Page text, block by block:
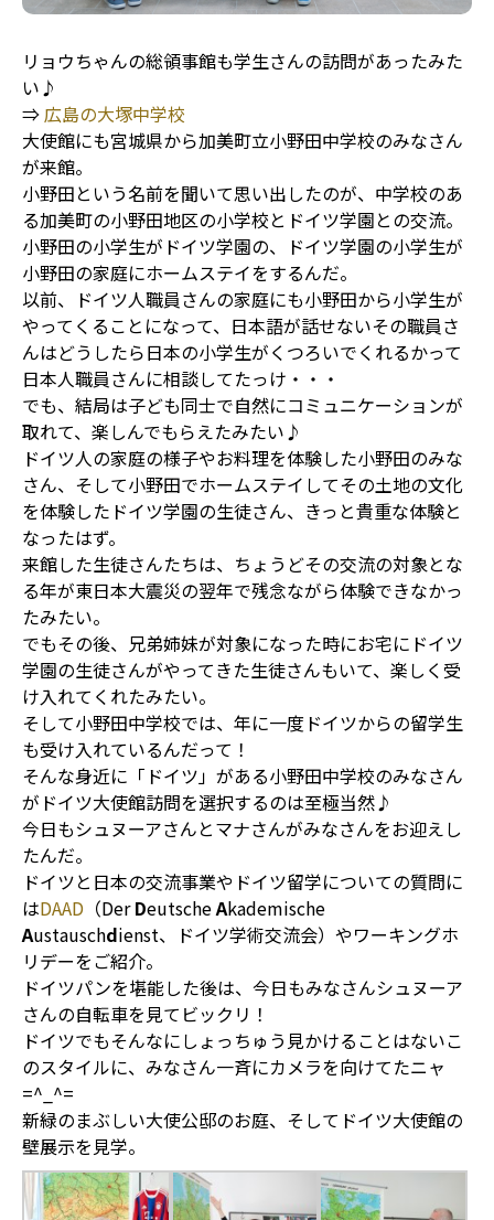
リョウちゃんの総領事館も学生さんの訪問があったみた
い♪
⇒広島の大塚中学校
大使館にも宮城県から加美町立小野田中学校のみなさん
が来館。
小野田という名前を聞いて思い出したのが、中学校のあ
る加美町の小野田地区の小学校とドイツ学園との交流。
小野田の小学生がドイツ学園の、ドイツ学園の小学生が
小野田の家庭にホームステイをするんだ。
以前、ドイツ人職員さんの家庭にも小野田から小学生が
やってくることになって、日本語が話せないその職員さ
んはどうしたら日本の小学生がくつろいでくれるかって
日本人職員さんに相談してたっけ・・・
でも、結局は子ども同士で自然にコミュニケーションが
取れて、楽しんでもらえたみたい♪
ドイツ人の家庭の様子やお料理を体験した小野田のみな
さん、そして小野田でホームステイしてその土地の文化
を体験したドイツ学園の生徒さん、きっと貴重な体験と
なったはず。
来館した生徒さんたちは、ちょうどその交流の対象とな
る年が東日本大震災の翌年で残念ながら体験できなかっ
たみたい。
でもその後、兄弟姉妹が対象になった時にお宅にドイツ
学園の生徒さんがやってきた生徒さんもいて、楽しく受
け入れてくれたみたい。
そして小野田中学校では、年に一度ドイツからの留学生
も受け入れているんだって！
そんな身近に「ドイツ」がある小野田中学校のみなさん
がドイツ大使館訪問を選択するのは至極当然♪
今日もシュヌーアさんとマナさんがみなさんをお迎えし
たんだ。
ドイツと日本の交流事業やドイツ留学についての質問に
はDAAD （DerDeutscheAkademische
Austauschdienst、ドイツ学術交流会）やワーキングホ
リデーをご紹介。
ドイツパンを堪能した後は、今日もみなさんシュヌーア
さんの自転車を見てビックリ！
ドイツでもそんなにしょっちゅう見かけることはないこ
のスタイルに、みなさん一斉にカメラを向けてたニャ
=^_^=
新緑のまぶしい大使公邸のお庭、そしてドイツ大使館の
壁展示を見学。